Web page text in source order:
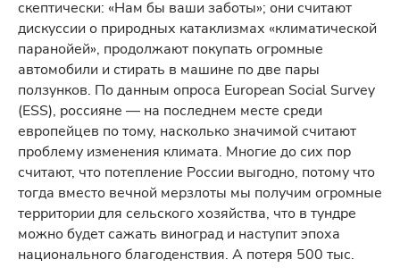
скептически: «Нам бы ваши заботы»; они считают
дискуссии о природных катаклизмах «климатической
паранойей», продолжают покупать огромные
автомобили и стирать в машине по две пары
ползунков. По данным опроса European Social Survey
(ESS), россияне — на последнем месте среди
европейцев по тому, насколько значимой считают
проблему изменения климата. Многие до сих пор
считают, что потепление России выгодно, потому что
тогда вместо вечной мерзлоты мы получим огромные
территории для сельского хозяйства, что в тундре
можно будет сажать виноград и наступит эпоха
национального благоденствия. А потеря 500 тыс.